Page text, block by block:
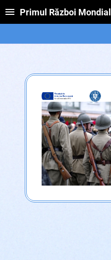
Primul Război